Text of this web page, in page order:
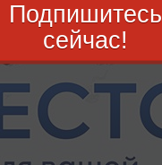
Подпишитесь
сейчас!